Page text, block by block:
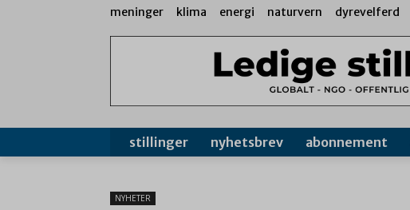
meninger klima energi naturvern dyrevelferd
stillinger nyhetsbrev abonnement
NYHETER